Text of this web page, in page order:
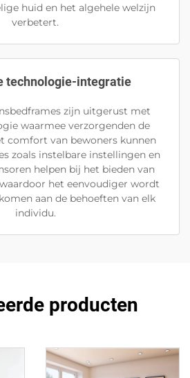
huid en het algehele welzijn
verbetert.
technologie-integratie
zijn uitgerust met
waarmee verzorgenden de
comfort van bewoners kunnen
zoals instelbare instellingen en
helpen bij het bieden van
het eenvoudiger wordt
aan de behoeften van elk
individu.
producten